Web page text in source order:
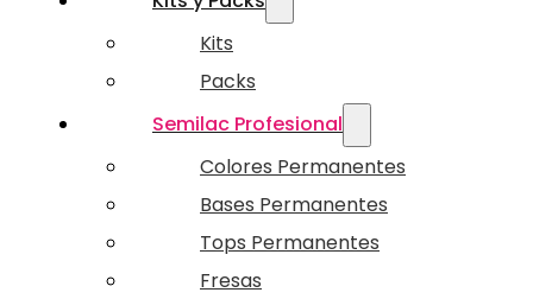
Kits
Packs
Semilac Profesional
Colores Permanentes
Bases Permanentes
Tops Permanentes
Fresas